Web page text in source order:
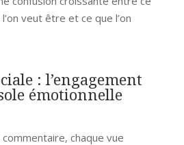
veut être et ce que l’on
: l’engagement
émotionnelle
commentaire, chaque vue